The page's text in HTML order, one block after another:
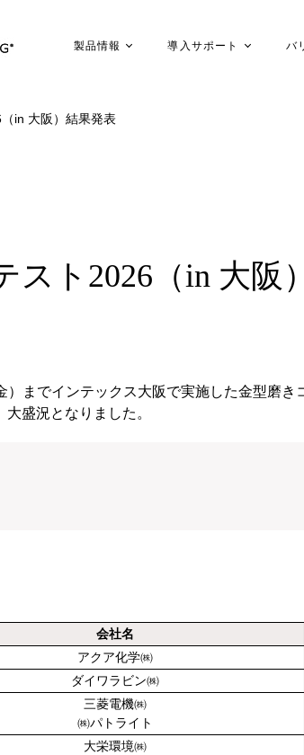
製品情報 導入サポート バ
in 大阪）結果発表
スト2026（in 大阪
までインテックス大阪で実施した金型磨き
盛況となりました。
会社名
アクア化学㈱
ダイワラビン㈱
三菱電機㈱
㈱パトライト
大栄環境㈱